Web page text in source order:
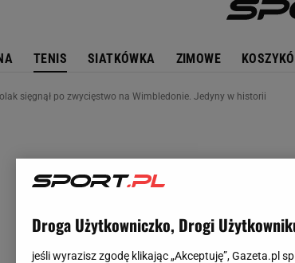
TENIS SIATKÓWKA ZIMOWE
sięgnął po zwycięstwo na Wimbledonie. Jedyny w historii
Droga Użytkowniczko, Drogi
jeśli wyrazisz zgodę klikając „Akceptuję”, Gazeta.pl